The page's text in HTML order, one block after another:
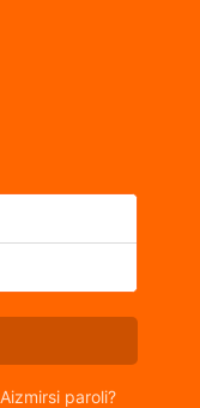
Aizmirsi paroli?